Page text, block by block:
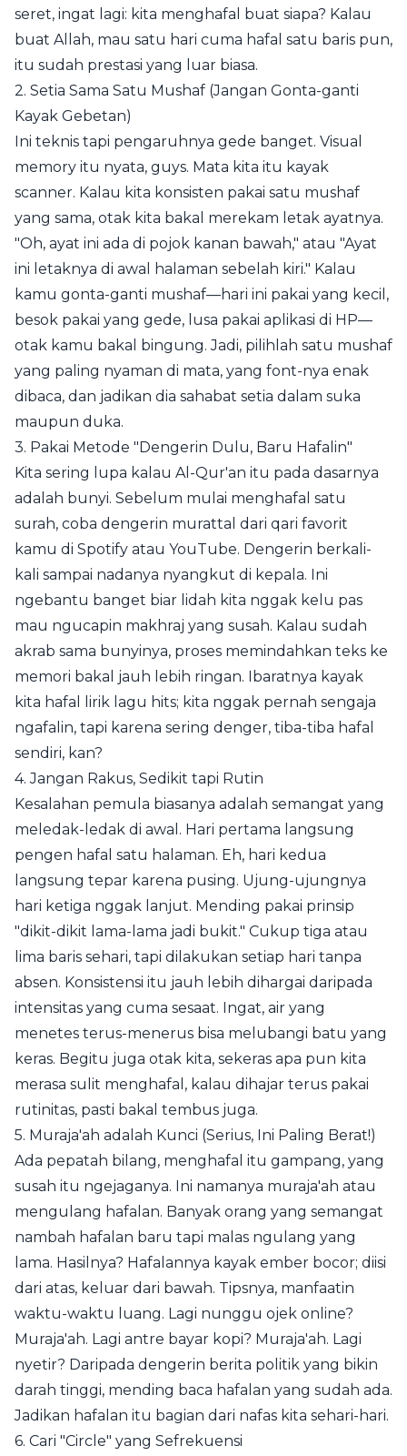
seret, ingat lagi: kita menghafal buat siapa? Kalau
buat Allah, mau satu hari cuma hafal satu baris pun,
itu sudah prestasi yang luar biasa.
2. Setia Sama Satu Mushaf (Jangan Gonta-ganti
Kayak Gebetan)
Ini teknis tapi pengaruhnya gede banget. Visual
memory itu nyata, guys. Mata kita itu kayak
scanner. Kalau kita konsisten pakai satu mushaf
yang sama, otak kita bakal merekam letak ayatnya.
"Oh, ayat ini ada di pojok kanan bawah," atau "Ayat
ini letaknya di awal halaman sebelah kiri." Kalau
kamu gonta-ganti mushaf—hari ini pakai yang kecil,
besok pakai yang gede, lusa pakai aplikasi di HP—
otak kamu bakal bingung. Jadi, pilihlah satu mushaf
yang paling nyaman di mata, yang font-nya enak
dibaca, dan jadikan dia sahabat setia dalam suka
maupun duka.
3. Pakai Metode "Dengerin Dulu, Baru Hafalin"
Kita sering lupa kalau Al-Qur'an itu pada dasarnya
adalah bunyi. Sebelum mulai menghafal satu
surah, coba dengerin murattal dari qari favorit
kamu di Spotify atau YouTube. Dengerin berkali-
kali sampai nadanya nyangkut di kepala. Ini
ngebantu banget biar lidah kita nggak kelu pas
mau ngucapin makhraj yang susah. Kalau sudah
akrab sama bunyinya, proses memindahkan teks ke
memori bakal jauh lebih ringan. Ibaratnya kayak
kita hafal lirik lagu hits; kita nggak pernah sengaja
ngafalin, tapi karena sering denger, tiba-tiba hafal
sendiri, kan?
4. Jangan Rakus, Sedikit tapi Rutin
Kesalahan pemula biasanya adalah semangat yang
meledak-ledak di awal. Hari pertama langsung
pengen hafal satu halaman. Eh, hari kedua
langsung tepar karena pusing. Ujung-ujungnya
hari ketiga nggak lanjut. Mending pakai prinsip
"dikit-dikit lama-lama jadi bukit." Cukup tiga atau
lima baris sehari, tapi dilakukan setiap hari tanpa
absen. Konsistensi itu jauh lebih dihargai daripada
intensitas yang cuma sesaat. Ingat, air yang
menetes terus-menerus bisa melubangi batu yang
keras. Begitu juga otak kita, sekeras apa pun kita
merasa sulit menghafal, kalau dihajar terus pakai
rutinitas, pasti bakal tembus juga.
5. Muraja'ah adalah Kunci (Serius, Ini Paling Berat!)
Ada pepatah bilang, menghafal itu gampang, yang
susah itu ngejaganya. Ini namanya muraja'ah atau
mengulang hafalan. Banyak orang yang semangat
nambah hafalan baru tapi malas ngulang yang
lama. Hasilnya? Hafalannya kayak ember bocor; diisi
dari atas, keluar dari bawah. Tipsnya, manfaatin
waktu-waktu luang. Lagi nunggu ojek online?
Muraja'ah. Lagi antre bayar kopi? Muraja'ah. Lagi
nyetir? Daripada dengerin berita politik yang bikin
darah tinggi, mending baca hafalan yang sudah ada.
Jadikan hafalan itu bagian dari nafas kita sehari-hari.
6. Cari "Circle" yang Sefrekuensi